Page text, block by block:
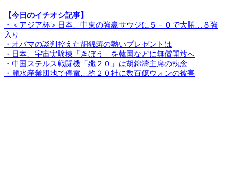
【今日のイチオシ記事】
・＜アジア杯＞日本、中東の強豪サウジに５－０で大勝…８強
入り
・オバマの談判控えた胡錦涛の熱いプレゼントは
・日本、宇宙実験棟「きぼう」を韓国などに無償開放へ
・中国ステルス戦闘機「殲２０」は胡錦濤主席の執念
・麗水産業団地で停電…約２０社に数百億ウォンの被害